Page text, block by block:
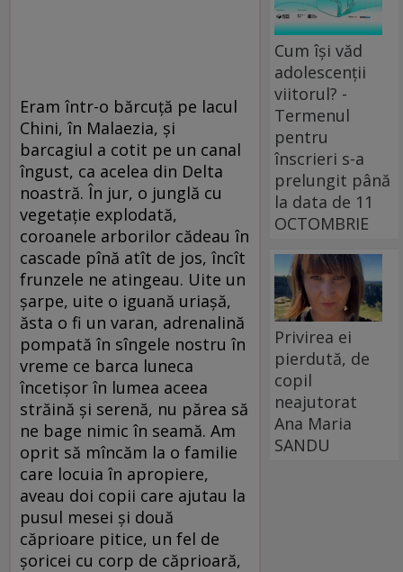
Eram într-o bărcuță pe lacul
Chini, în Malaezia, și
barcagiul a cotit pe un canal
îngust, ca acelea din Delta
noastră. În jur, o junglă cu
vegetație explodată,
coroanele arborilor cădeau în
cascade pînă atît de jos, încît
frunzele ne atingeau. Uite un
șarpe, uite o iguană uriașă,
ăsta o fi un varan, adrenalină
pompată în sîngele nostru în
vreme ce barca luneca
încetișor în lumea aceea
străină și serenă, nu părea să
ne bage nimic în seamă. Am
oprit să mîncăm la o familie
care locuia în apropiere,
aveau doi copii care ajutau la
pusul mesei și două
căprioare pitice, un fel de
șoricei cu corp de căprioară,
Cum își văd
adolescenții
viitorul? -
Termenul
pentru
înscrieri s-a
prelungit până
la data de 11
OCTOMBRIE
Privirea ei
pierdută, de
copil
neajutorat
Ana Maria
SANDU